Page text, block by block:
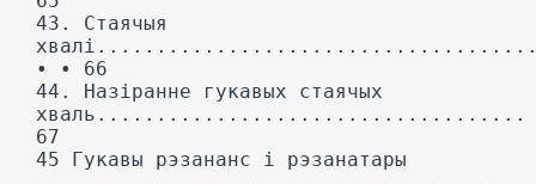
43. Стаячыя
• • 66
44. Назіранне гукавых стаячых
хваль....................................
67
45 Гукавы рэзананс і рэзанатары